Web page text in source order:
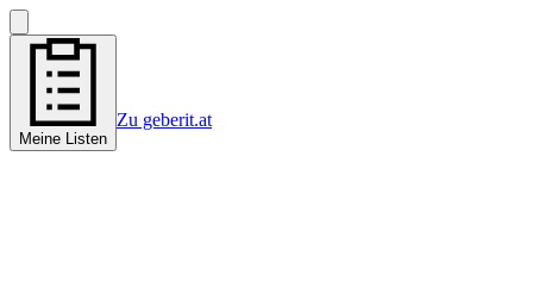
Meine Listen
Zu geberit.at